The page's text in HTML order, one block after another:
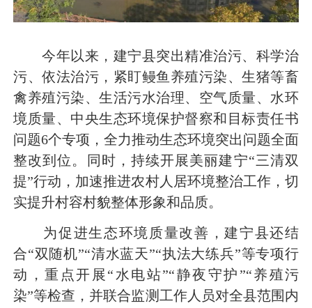
今年以来，建宁县突出精准治污、科学治
污、依法治污，紧盯鳗鱼养殖污染、生猪等畜
禽养殖污染、生活污水治理、空气质量、水环
境质量、中央生态环境保护督察和目标责任书
问题6个专项，全力推动生态环境突出问题全面
整改到位。同时，持续开展美丽建宁“三清双
提”行动，加速推进农村人居环境整治工作，切
实提升村容村貌整体形象和品质。
为促进生态环境质量改善，建宁县还结
合“双随机”“清水蓝天”“执法大练兵”等专项行
动，重点开展“水电站”“静夜守护”“养殖污
染”等检查，并联合监测工作人员对全县范围内